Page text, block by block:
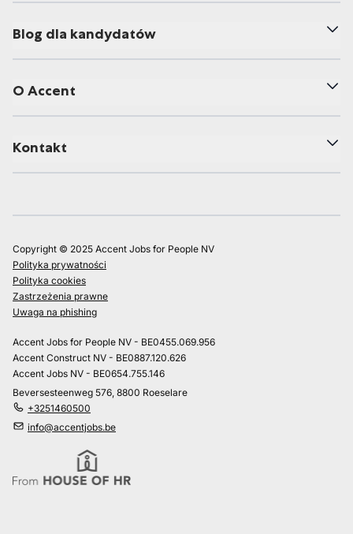
Blog dla kandydatów
O Accent
Kontakt
Copyright © 2025 Accent Jobs for People NV
Polityka prywatności
Polityka cookies
Zastrzeżenia prawne
Uwaga na phishing
Accent Jobs for People NV - BE0455.069.956
Accent Construct NV - BE0887.120.626
Accent Jobs NV - BE0654.755.146
Beversesteenweg 576, 8800 Roeselare
+3251460500
info@accentjobs.be